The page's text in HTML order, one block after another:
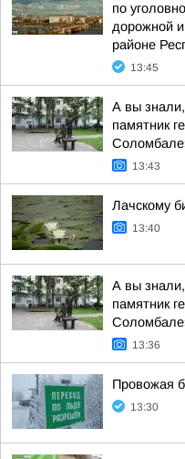
по
дорожной
районе
13:45
А вы знали,
памятник
13:43
Лачскому
13:40
А вы знали,
памятник
13:36
Провожая
13:30